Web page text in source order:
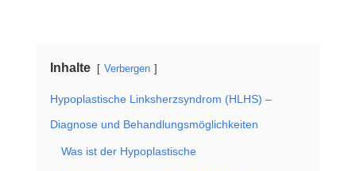
Inhalte Verbergen
Hypoplastische Linksherzsyndrom (HLHS) –
Diagnose und Behandlungsmöglichkeiten
Was ist der Hypoplastische